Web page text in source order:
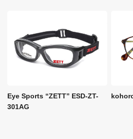
Eye Sports “ZETT” ESD-ZT-
301AG